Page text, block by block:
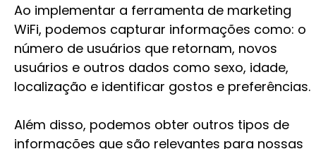
Ao implementar a ferramenta de marketing
WiFi, podemos capturar informações como: o
número de usuários que retornam, novos
usuários e outros dados como sexo, idade,
localização e identificar gostos e preferências.
Além disso, podemos obter outros tipos de
informações que são relevantes para nossas